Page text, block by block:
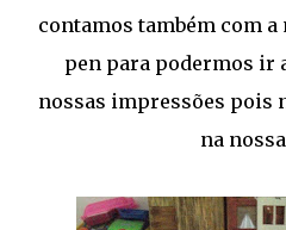
contamos também com
pen para podermos ir
nossas impressões pois
na